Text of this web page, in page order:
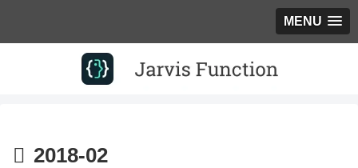
MENU
2018-02